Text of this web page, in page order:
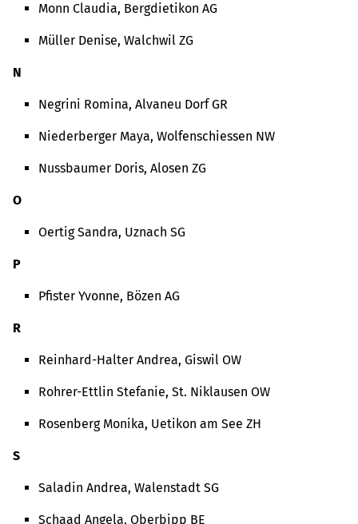
Monn Claudia, Bergdietikon AG
Müller Denise, Walchwil ZG
N
Negrini Romina, Alvaneu Dorf GR
Niederberger Maya, Wolfenschiessen NW
Nussbaumer Doris, Alosen ZG
O
Oertig Sandra, Uznach SG
P
Pfister Yvonne, Bözen AG
R
Reinhard-Halter Andrea, Giswil OW
Rohrer-Ettlin Stefanie, St. Niklausen OW
Rosenberg Monika, Uetikon am See ZH
S
Saladin Andrea, Walenstadt SG
Schaad Angela, Oberbipp BE